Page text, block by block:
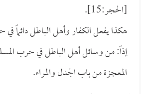
[الحجر:15].
هكذا يفعل الكفار وأهل الباطل دائماً
إذاً: من وسائل أهل الباطل في حرب
المعجزة من باب الجدل والمراء.